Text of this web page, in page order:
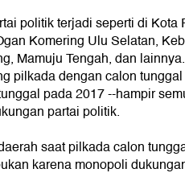
politik terjadi seperti di Kota
Komering Ulu Selatan,
Mamuju Tengah, dan
pilkada dengan calon
pada 2017 --hampir
partai politik.
saat pilkada calon
karena monopoli